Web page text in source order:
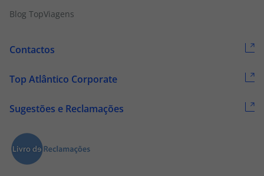
Blog TopViagens
Contactos
Top Atlântico Corporate
Sugestões e Reclamações